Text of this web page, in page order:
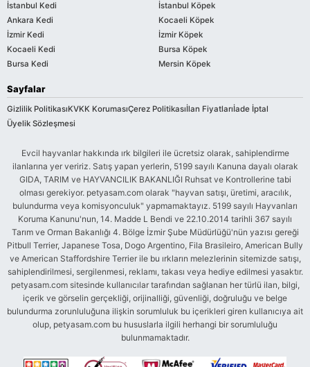
İstanbul Kedi
Ankara Kedi
İzmir Kedi
Kocaeli Kedi
Bursa Kedi
İstanbul Köpek
Kocaeli Köpek
İzmir Köpek
Bursa Köpek
Mersin Köpek
Sayfalar
Gizlilik PolitikasıKVKK KorumasıÇerez Politikasıİlan Fiyatlarıİade İptal
Üyelik Sözleşmesi
Evcil hayvanlar hakkında ırk bilgileri ile ücretsiz olarak, sahiplendirme
ilanlarına yer veririz. Satış yapan yerlerin, 5199 sayılı Kanuna dayalı olarak
GIDA, TARIM ve HAYVANCILIK BAKANLIĞI Ruhsat ve Kontrollerine tabi
olması gerekiyor. petyasam.com olarak "hayvan satışı, üretimi, aracılık,
bulundurma veya komisyonculuk" yapmamaktayız. 5199 sayılı Hayvanları
Koruma Kanunu'nun, 14. Madde L Bendi ve 22.10.2014 tarihli 367 sayılı
Tarım ve Orman Bakanlığı 4. Bölge İzmir Şube Müdürlüğü'nün yazısı gereği
Pitbull Terrier, Japanese Tosa, Dogo Argentino, Fila Brasileiro, American Bully
ve American Staffordshire Terrier ile bu ırkların melezlerinin sitemizde satışı,
sahiplendirilmesi, sergilenmesi, reklamı, takası veya hediye edilmesi yasaktır.
petyasam.com sitesinde kullanıcılar tarafından sağlanan her türlü ilan, bilgi,
içerik ve görselin gerçekliği, orijinalliği, güvenliği, doğruluğu ve belge
bulundurma zorunluluğuna ilişkin sorumluluk bu içerikleri giren kullanıcıya ait
olup, petyasam.com bu hususlarla ilgili herhangi bir sorumluluğu
bulunmamaktadır.